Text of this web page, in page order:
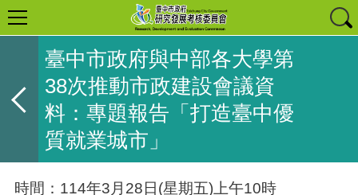
臺中市政府與中部各大學第
38次推動市政建設會議資
料：專題報告「打造臺中優
質就業城市」
時間：114年3月28日(星期五)上午10時